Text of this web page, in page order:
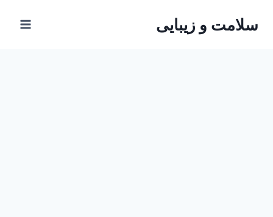
سلامت و زیبایی